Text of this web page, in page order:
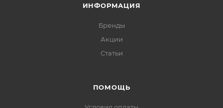
ИНФОРМАЦИЯ
Бренды
Акции
Статьи
ПОМОЩЬ